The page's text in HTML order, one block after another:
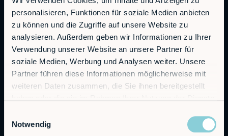
personalisieren, Funktionen für soziale Medien anbieten
zu können und die Zugriffe auf unsere Website zu
analysieren. Außerdem geben wir Informationen zu Ihrer
Verwendung unserer Website an unsere Partner für
soziale Medien, Werbung und Analysen weiter. Unsere
Partner führen diese Informationen möglicherweise mit
weiteren Daten zusammen, die Sie ihnen bereitgestellt
Notwendig
RobCo GmbH
Augustenstraße 12
80333 München
Allgemeine Anfragen
info@robco.de
Kontakt Vertrieb